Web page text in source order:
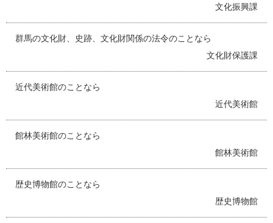
文化振興課
群馬の文化財、史跡、文化財関係の法令のことなら
文化財保護課
近代美術館のことなら
近代美術館
館林美術館のことなら
館林美術館
歴史博物館のことなら
歴史博物館